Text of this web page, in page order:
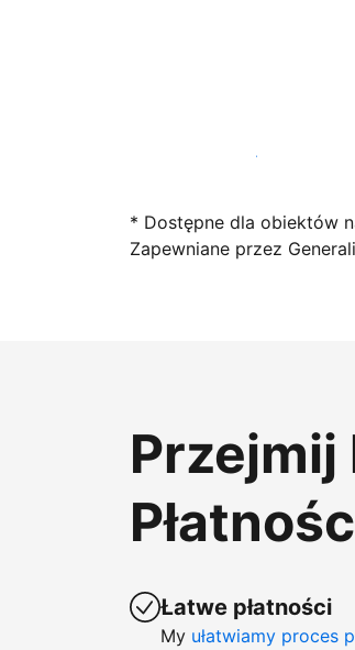
Zarejestruj obiekt już dziś
* Dostępne dla obiektów
Zapewniane przez
Łatwe płatności
My ułatwiamy proces